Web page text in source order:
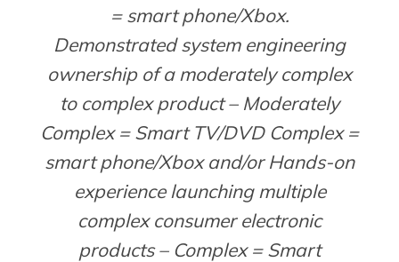
= smart phone/Xbox.
Demonstrated system engineering
ownership of a moderately complex
to complex product – Moderately
Complex = Smart TV/DVD Complex =
smart phone/Xbox and/or Hands-on
experience launching multiple
complex consumer electronic
products – Complex = Smart